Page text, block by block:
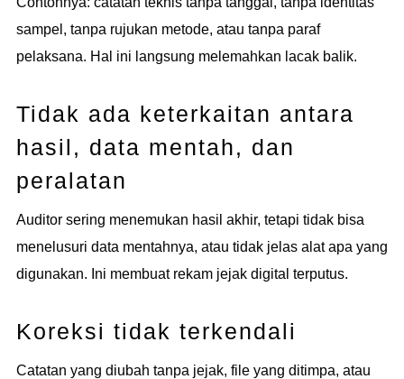
sampel, tanpa rujukan metode, atau tanpa paraf
pelaksana. Hal ini langsung melemahkan lacak balik.
Tidak ada keterkaitan antara
hasil, data mentah, dan
peralatan
Auditor sering menemukan hasil akhir, tetapi tidak bisa
menelusuri data mentahnya, atau tidak jelas alat apa yang
digunakan. Ini membuat rekam jejak digital terputus.
Koreksi tidak terkendali
Catatan yang diubah tanpa jejak, file yang ditimpa, atau